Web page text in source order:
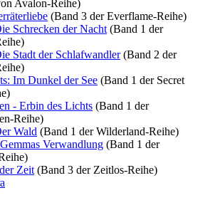
Avalon-Reihe)
(Band 3 der Everflame-Reihe)
Schrecken der Nacht (Band 1 der
Stadt der Schlafwandler (Band 2 der
Im Dunkel der See (Band 1 der Secret
- Erbin des Lichts (Band 1 der
Reihe)
Wald (Band 1 der Wilderland-Reihe)
Verwandlung (Band 1 der
Zeit (Band 3 der Zeitlos-Reihe)